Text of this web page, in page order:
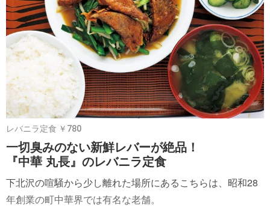
レバニラ定食 ￥780
一切臭みのない新鮮レバーが絶品！
『中華 丸長』のレバニラ定食
下北沢の喧騒から少し離れた場所にあるこちらは、昭和28
年創業の町中華界では有名な老舗。